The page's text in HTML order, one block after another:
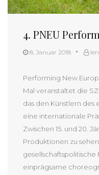
4. PNEU
8. Januar 2018
Performing New
Mal veranstaltet die
das den Künstlern
eine internationale
Zwischen 15. und 20.
Produktionen zu
gesellschaftspolitische
einprägsame